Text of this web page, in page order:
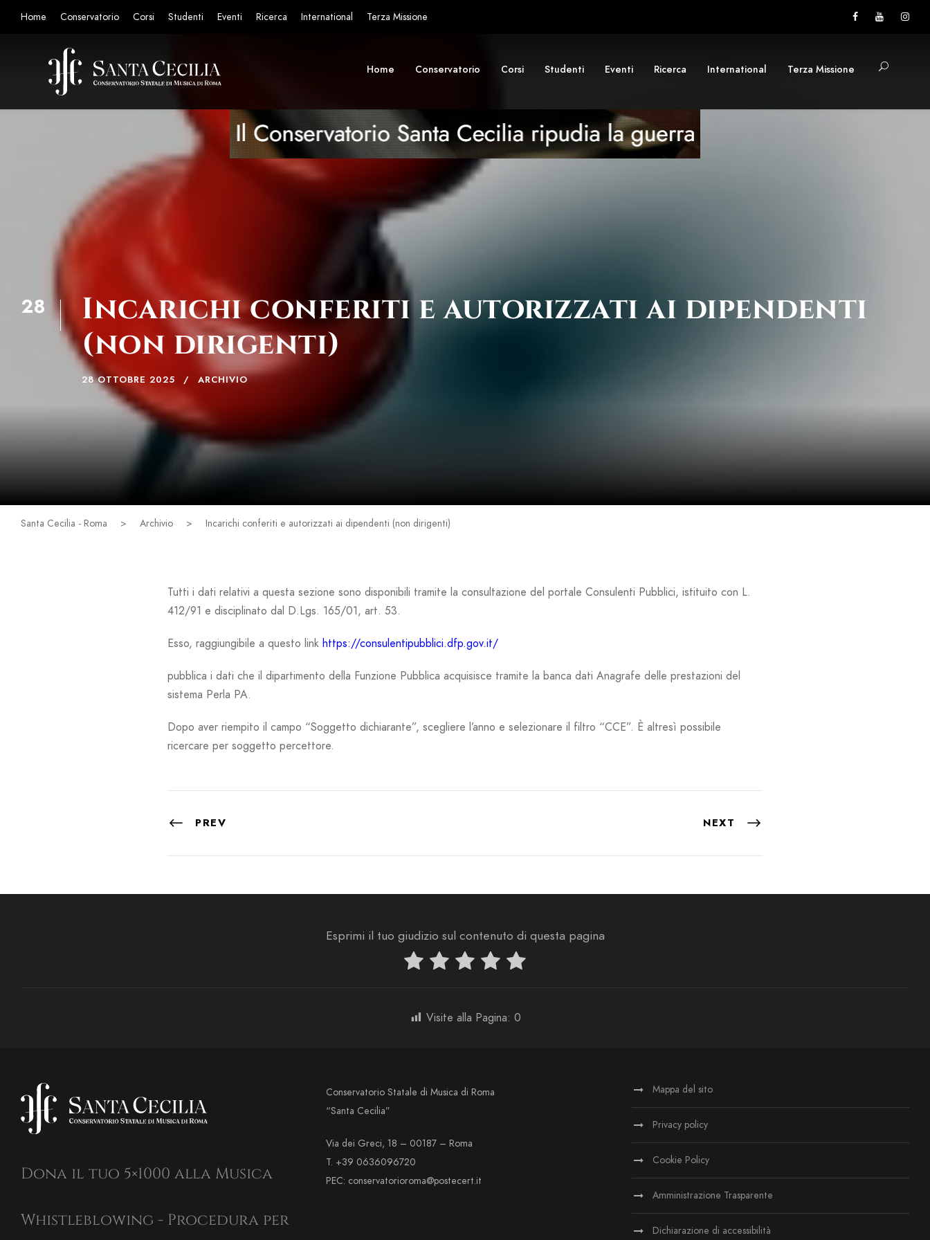
Home Conservatorio Corsi Studenti Eventi Ricerca International Terza Missione
Home Conservatorio Corsi Studenti Eventi Ricerca International Terza Missione
28
Incarichi conferiti e autorizzati ai dipendenti
(non dirigenti)
28 OTTOBRE 2025 ARCHIVIO
Santa Cecilia - Roma > Archivio > Incarichi conferiti e autorizzati ai dipendenti (non dirigenti)
Tutti i dati relativi a questa sezione sono disponibili tramite la consultazione del portale Consulenti Pubblici, istituito con L.
412/91 e disciplinato dal D.Lgs. 165/01, art. 53.
Esso, raggiungibile a questo link https://consulentipubblici.dfp.gov.it/
pubblica i dati che il dipartimento della Funzione Pubblica acquisisce tramite la banca dati Anagrafe delle prestazioni del
sistema Perla PA.
Dopo aver riempito il campo “Soggetto dichiarante”, scegliere l’anno e selezionare il filtro “CCE”. È altresì possibile
ricercare per soggetto percettore.
PREV NEXT
Esprimi il tuo giudizio sul contenuto di questa pagina
Visite alla Pagina: 0
Dona il tuo 5×1000 alla Musica
Whistleblowing - Procedura per
Conservatorio Statale di Musica di Roma
“Santa Cecilia”
Via dei Greci, 18 – 00187 – Roma
T. +39 0636096720
PEC: conservatorioroma@postecert.it
Mappa del sito
Privacy policy
Cookie Policy
Amministrazione Trasparente
Dichiarazione di accessibilità